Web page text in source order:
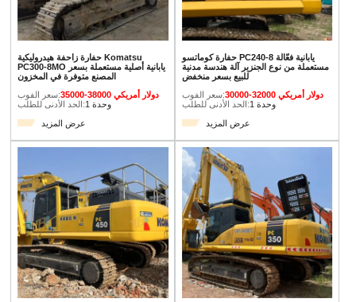
حفارة زاحفة هيدروليكية Komatsu
PC300-8MO يابانية أصلية مستعملة بسعر
المصنع متوفرة في المخزون
سعر الفوب:
35000-38000 دولار أمريكي
الحد الأدنى للطلب:
1 وحدة
عرض المزيد
حفارة كوماتسو PC240-8 يابانية فعّالة
مستعملة من نوع الجنزير آلة هندسة مدنية
للبيع بسعر منخفض
سعر الفوب:
30000-32000 دولار أمريكي
الحد الأدنى للطلب:
1 وحدة
عرض المزيد